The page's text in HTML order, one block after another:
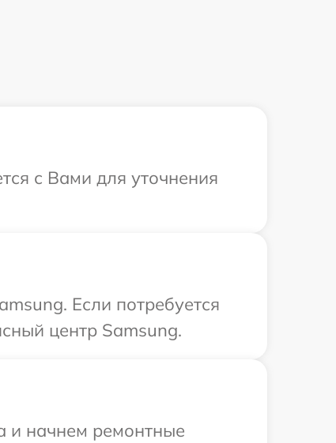
с Вами для уточнения
Если потребуется
центр Samsung.
и начнем ремонтные